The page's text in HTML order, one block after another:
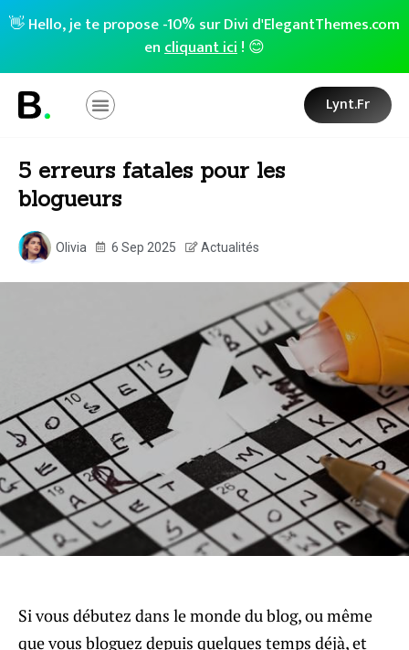
👋 Hello, je te propose -10% sur Divi d'ElegantThemes.com
encliquant ici! 😊
Lynt.fr
5 erreurs fatales pour les
blogueurs
Olivia 6 Sep 2025 Actualités
Si vous débutez dans le monde du blog, ou même
que vous bloguez depuis quelques temps déjà, et